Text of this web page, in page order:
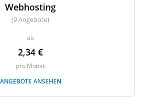
Webhosting
(9 Angebote)
ab
2,34 €
pro Monat
ANGEBOTE ANSEHEN